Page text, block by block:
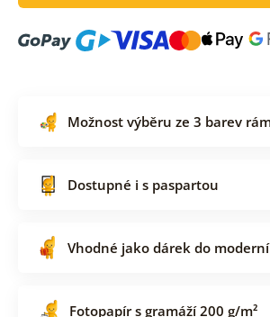
Možnost výběru ze 3 barev
Dostupné i s paspartou
Vhodné jako dárek do
Fotopapír s gramáží 200 g/m²